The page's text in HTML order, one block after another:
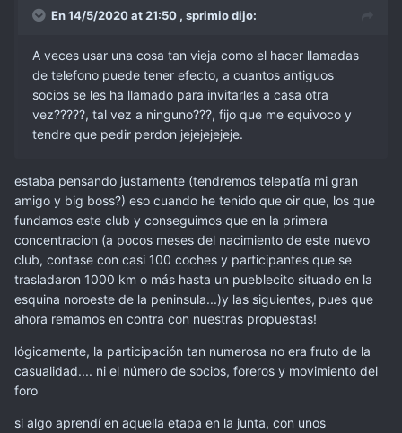
En 14/5/2020 at 21:50 , sprimiodijo:
A veces usar una cosa tan vieja como el hacer llamadas
de telefono puede tener efecto, a cuantos antiguos
socios se les ha llamado para invitarles a casa otra
vez?????, tal vez a ninguno???, fijo que me equivoco y
tendre que pedir perdon jejejejejeje.
estaba pensando justamente (tendremos telepatía mi gran
amigo y big boss?) eso cuando he tenido que oir que, los que
fundamos este club y conseguimos que en la primera
concentracion (a pocos meses del nacimiento de este nuevo
club, contase con casi 100 coches y participantes que se
trasladaron 1000 km o más hasta un pueblecito situado en la
esquina noroeste de la peninsula...)y las siguientes, pues que
ahora remamos en contra con nuestras propuestas!
lógicamente, la participación tan numerosa no era fruto de la
casualidad.... ni el número de socios, foreros y movimiento del
foro
si algo aprendí en aquella etapa en la junta, con unos